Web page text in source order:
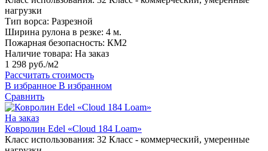
нагрузки
Тип ворса: Разрезной
Ширина рулона в резке: 4 м.
Пожарная безопасность: КМ2
Наличие товара: На заказ
1 298 руб./м2
Рассчитать стоимость
В избранное В избранном
Сравнить
На заказ
Ковролин Edel «Cloud 184 Loam»
Класс использования: 32 Класс - коммерческий, умеренные